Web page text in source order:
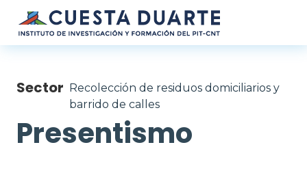
Pasar al contenido principal
Sector
Recolección de residuos domiciliarios y
barrido de calles
Presentismo